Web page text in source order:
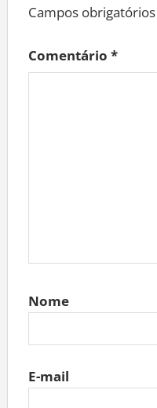
Campos
Comentário *
Nome
E-mail